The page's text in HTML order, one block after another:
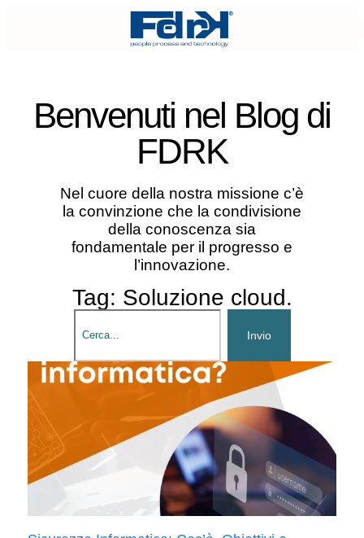
Benvenuti nel Blog di
FDRK
Nel cuore della nostra missione c’è
la convinzione che la condivisione
della conoscenza sia
fondamentale per il progresso e
l’innovazione.
Tag: Soluzione cloud.
Invio